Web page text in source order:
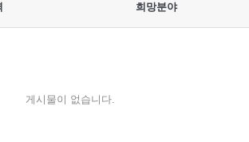
희망분야
게시물이 없습니다.